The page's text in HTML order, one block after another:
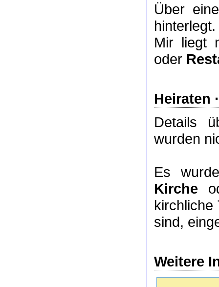
Über
hinterlegt.
Mir liegt
oder
Heiraten
Details
wurden
Es
Kirche
kirchliche
sind,
Weitere